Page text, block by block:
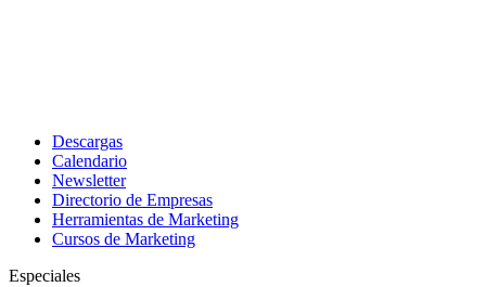
Descargas
Calendario
Newsletter
Directorio de Empresas
Herramientas de Marketing
Cursos de Marketing
Especiales